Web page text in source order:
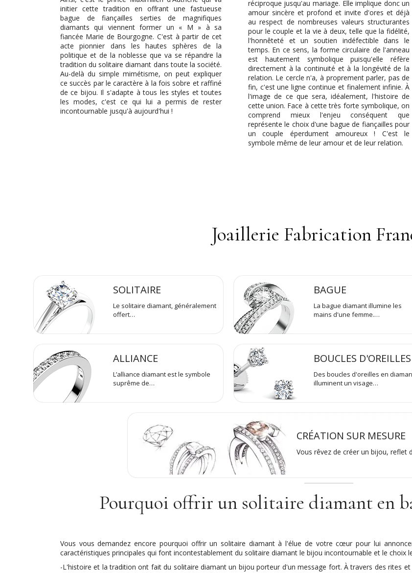
initier cette tradition en offrant une fastueuse
bague de fiançailles serties de magnifiques
diamants qui viennent former un « M » à sa
fiancée Marie de Bourgogne. C'est à partir de cet
acte pionnier dans les hautes sphères de la
politique et de la noblesse que va se répandre la
tradition du solitaire diamant dans toute la société.
Au-delà du simple mimétisme, on peut expliquer
ce succès par le caractère à la fois sobre et raffiné
de ce bijou. Il s'adapte à tous les styles et toutes
les modes, c'est ce qui lui a permis de rester
incontournable jusqu'à aujourd'hui !
réciproque jusqu'au mariage. Elle implique donc un
amour sincère et profond et invite d'ores et déjà
au respect de nombreuses valeurs structurantes
pour le couple et la vie à deux, telle que la fidélité,
l'honnêteté et un soutien indéfectible dans le
temps. En ce sens, la forme circulaire de l'anneau
est hautement symbolique puisqu'elle réfère
directement à la continuité et à la longévité de la
relation. Le cercle n'a, à proprement parler, pas de
fin, c'est une ligne continue et finalement infinie. À
l'image de ce que sera, idéalement, l'histoire de
cette union. Face à cette très forte symbolique, on
comprend mieux l'enjeu conséquent que
représente le choix d'une bague de fiançailles pour
un couple éperdument amoureux ! C'est le
symbole même de leur amour et de leur relation.
Joaillerie Fabrication
SOLITAIRE
Le solitaire diamant, généralement
offert…
BAGUE
La bague diamant illumine les
mains d'une femme.…
ALLIANCE
L’alliance diamant est le symbole
suprême de…
BOUCLES D'OREILLES
Des boucles d'oreilles en
illuminent un visage…
CRÉATION SUR MESURE
Vous rêvez de créer un bijou, reflet
Pourquoi offrir un solitaire diamant en
Vous vous demandez encore pourquoi offrir un solitaire diamant à l'élue de votre cœur pour lui
caractéristiques principales qui font incontestablement du solitaire diamant le bijou incontournable et le choix
-L'histoire et la tradition ont fait du solitaire diamant un bijou porteur d'un message fort. À travers des rites